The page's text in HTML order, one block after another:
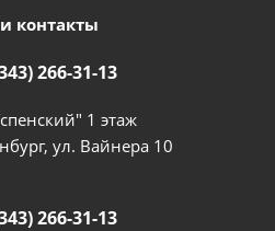
контакты
266-31-13
1 этаж
ул. Вайнера 10
266-31-13